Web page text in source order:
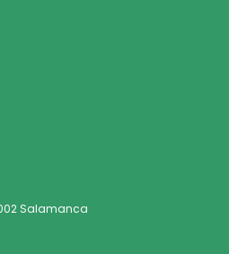
Salamanca